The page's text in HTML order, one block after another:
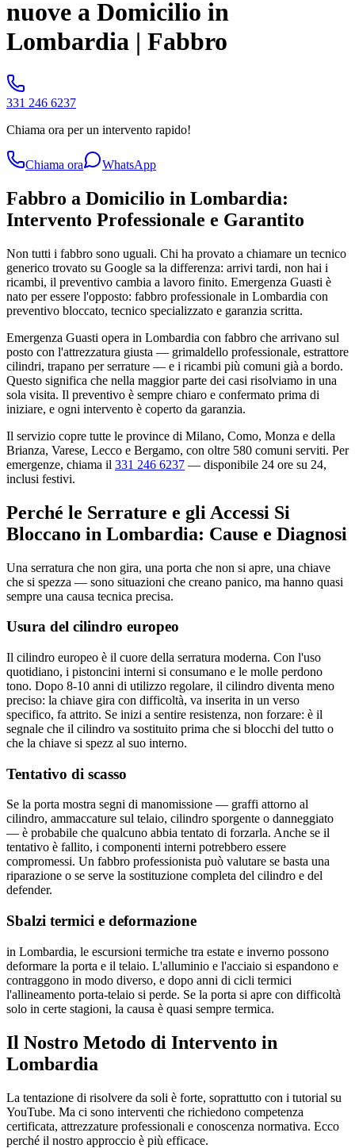
nuove a Domicilio in
Lombardia | Fabbro
331 246 6237
Chiama ora per un intervento rapido!
Chiama ora WhatsApp
Fabbro a Domicilio in Lombardia:
Intervento Professionale e Garantito
Non tutti i fabbro sono uguali. Chi ha provato a chiamare un tecnico
generico trovato su Google sa la differenza: arrivi tardi, non hai i
ricambi, il preventivo cambia a lavoro finito. Emergenza Guasti è
nato per essere l'opposto: fabbro professionale in Lombardia con
preventivo bloccato, tecnico specializzato e garanzia scritta.
Emergenza Guasti opera in Lombardia con fabbro che arrivano sul
posto con l'attrezzatura giusta — grimaldello professionale, estrattore
cilindri, trapano per serrature — e i ricambi più comuni già a bordo.
Questo significa che nella maggior parte dei casi risolviamo in una
sola visita. Il preventivo è sempre chiaro e confermato prima di
iniziare, e ogni intervento è coperto da garanzia.
Il servizio copre tutte le province di Milano, Como, Monza e della
Brianza, Varese, Lecco e Bergamo, con oltre 580 comuni serviti. Per
emergenze, chiama il 331 246 6237 — disponibile 24 ore su 24,
inclusi festivi.
Perché le Serrature e gli Accessi Si
Bloccano in Lombardia: Cause e Diagnosi
Una serratura che non gira, una porta che non si apre, una chiave
che si spezza — sono situazioni che creano panico, ma hanno quasi
sempre una causa tecnica precisa.
Usura del cilindro europeo
Il cilindro europeo è il cuore della serratura moderna. Con l'uso
quotidiano, i pistoncini interni si consumano e le molle perdono
tono. Dopo 8-10 anni di utilizzo regolare, il cilindro diventa meno
preciso: la chiave gira con difficoltà, va inserita in un verso
specifico, fa attrito. Se inizi a sentire resistenza, non forzare: è il
segnale che il cilindro va sostituito prima che si blocchi del tutto o
che la chiave si spezz al suo interno.
Tentativo di scasso
Se la porta mostra segni di manomissione — graffi attorno al
cilindro, ammaccature sul telaio, cilindro sporgente o danneggiato
— è probabile che qualcuno abbia tentato di forzarla. Anche se il
tentativo è fallito, i componenti interni potrebbero essere
compromessi. Un fabbro professionista può valutare se basta una
riparazione o se serve la sostituzione completa del cilindro e del
defender.
Sbalzi termici e deformazione
in Lombardia, le escursioni termiche tra estate e inverno possono
deformare la porta e il telaio. L'alluminio e l'acciaio si espandono e
contraggono in modo diverso, e dopo anni di cicli termici
l'allineamento porta-telaio si perde. Se la porta si apre con difficoltà
solo in certe stagioni, la causa è quasi sempre termica.
Il Nostro Metodo di Intervento in
Lombardia
La tentazione di risolvere da soli è forte, soprattutto con i tutorial su
YouTube. Ma ci sono interventi che richiedono competenza
certificata, attrezzature professionali e conoscenza normativa. Ecco
perché il nostro approccio è più efficace.